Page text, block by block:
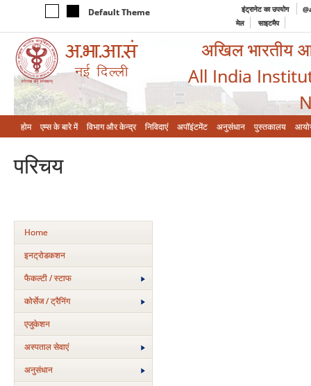
Default Theme इंट्रानेट का उपयोग
मेल
साइटमैप
अखिल भारतीय
All India
होम एम्‍स के बारे में विभाग और केन्‍द्र निविदाएं अपॉइंटमेंट अनुसंधान पुस्तकालय
परिचय
Home
इनट्रोडकशन
फैकल्टी / स्टाफ
कोर्सेज / ट्रैनिंग
एजुकेशन
अस्‍पताल सेवाएं
अनुसंधान